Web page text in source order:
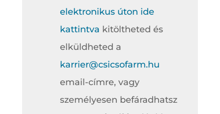
elektronikus úton ide
kattintva kitöltheted és
elküldheted a
karrier@csicsofarm.hu
email-címre, vagy
személyesen befáradhatsz